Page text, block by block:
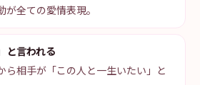
が全ての愛情表現。
と言われる
ら相手が「この人と一生いたい」と